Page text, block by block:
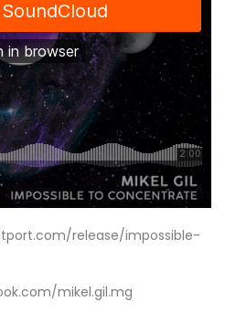
release/impossible-
mikel.gil.mg